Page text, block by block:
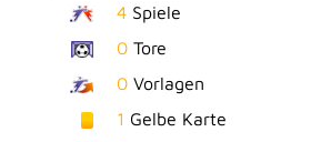
4Spiele
0Tore
0Vorlagen
1 Gelbe Karte